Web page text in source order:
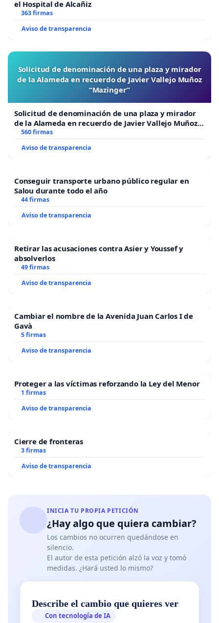
el Hospital de Alcañiz
363 firmas
Aviso de transparencia
Solicitud de denominación de una plaza y mirador
de la Alameda en recuerdo de Javier Vallejo Muñoz
“Mazinger”
Solicitud de denominación de una plaza y mirador
de la Alameda en recuerdo de Javier Vallejo Muñoz
“Mazinger”
560 firmas
Aviso de transparencia
Conseguir transporte urbano público regular en
Salou durante todo el año
44 firmas
Aviso de transparencia
Retirar las acusaciones contra Asier y Youssef y
absolverlos
49 firmas
Aviso de transparencia
Cambiar el nombre de la Avenida Juan Carlos I de
Gavà
5 firmas
Aviso de transparencia
Proteger a las víctimas reforzando la Ley del Menor
1 firmas
Aviso de transparencia
Cierre de fronteras
3 firmas
Aviso de transparencia
INICIA TU PROPIA PETICIÓN
¿Hay algo que quiera cambiar?
Los cambios no ocurren quedándose en
silencio.
El autor de esta petición alzó la voz y tomó
medidas. ¿Hará usted lo mismo?
Describe el cambio que quieres ver
Con tecnología de IA